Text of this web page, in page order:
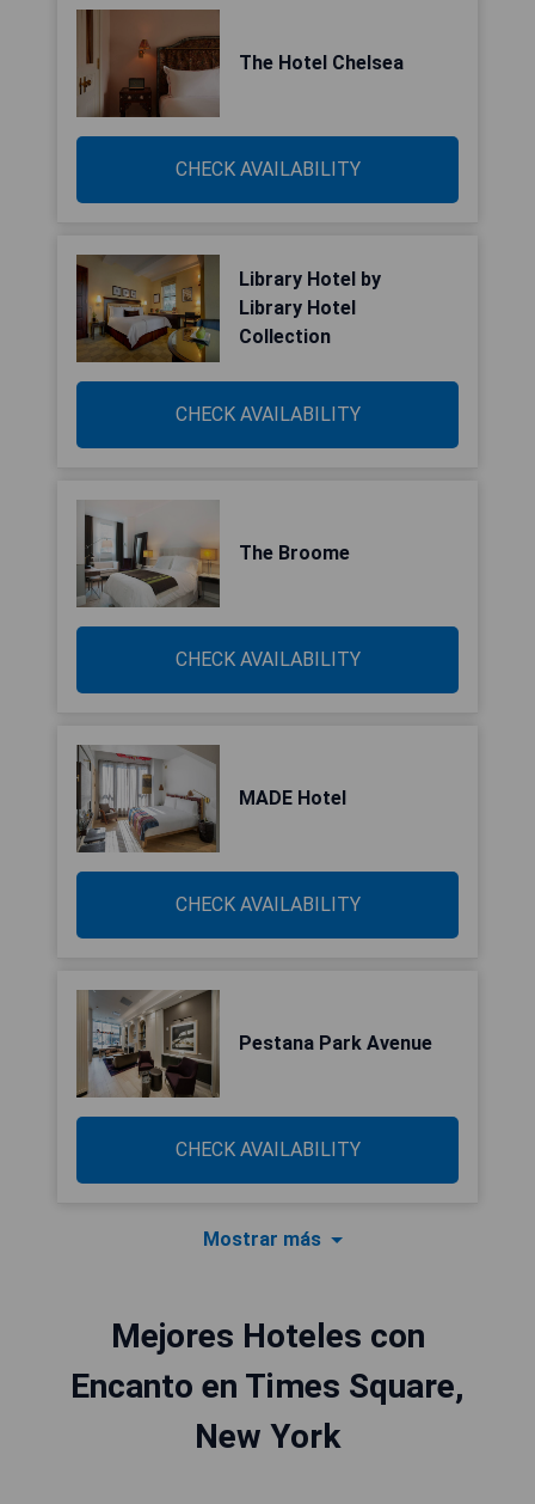
The Hotel Chelsea
CHECK AVAILABILITY
Library Hotel by
Library Hotel
Collection
CHECK AVAILABILITY
The Broome
CHECK AVAILABILITY
MADE Hotel
CHECK AVAILABILITY
Pestana Park Avenue
CHECK AVAILABILITY
Mostrar más
Mejores Hoteles con
Encanto en Times Square,
New York